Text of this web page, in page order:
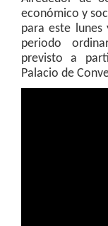
económico y
para este
periodo
previsto a
Palacio de